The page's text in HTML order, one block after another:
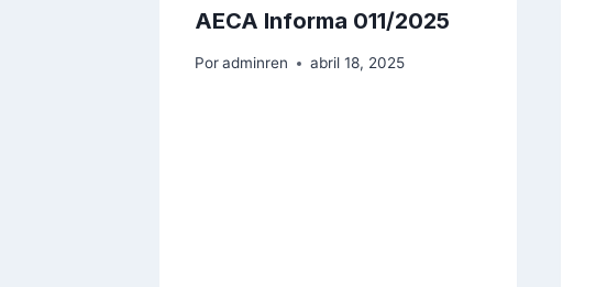
AECA Informa 011/2025
Poradminren abril 18, 2025